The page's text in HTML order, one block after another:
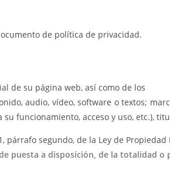
de política de privacidad.
de su página web, así como de los
audio, vídeo, software o textos;
funcionamiento, acceso y uso, etc.),
párrafo segundo, de la Ley de Propiedad
puesta a disposición, de la totalidad o